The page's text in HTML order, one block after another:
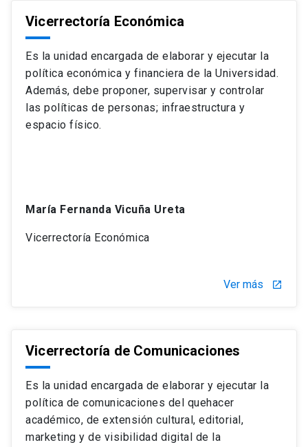
Vicerrectoría Económica
Es la unidad encargada de elaborar y ejecutar la
política económica y financiera de la Universidad.
Además, debe proponer, supervisar y controlar
las políticas de personas; infraestructura y
espacio físico.
María Fernanda Vicuña Ureta
Vicerrectoría Económica
Ver más launch
Vicerrectoría de Comunicaciones
Es la unidad encargada de elaborar y ejecutar la
política de comunicaciones del quehacer
académico, de extensión cultural, editorial,
marketing y de visibilidad digital de la